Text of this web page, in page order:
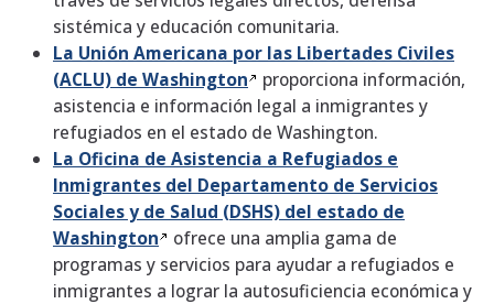
sistémica y educación comunitaria.
La Unión Americana por las Libertades Civiles
(ACLU) de Washington
proporciona información,
asistencia e información legal a inmigrantes y
refugiados en el estado de Washington.
La Oficina de Asistencia a Refugiados e
Inmigrantes del Departamento de Servicios
Sociales y de Salud (DSHS) del estado de
Washington
ofrece una amplia gama de
programas y servicios para ayudar a refugiados e
inmigrantes a lograr la autosuficiencia económica y